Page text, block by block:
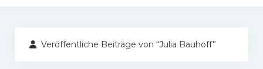
Impressum
Veröffentliche Beiträge von “Julia Bauhoff”